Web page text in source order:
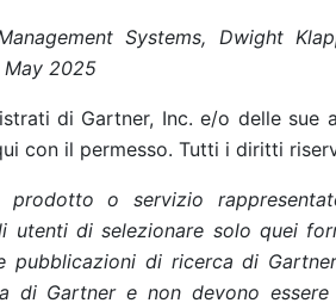
Systems, Dwight
May 2025
di Gartner, Inc. e/o delle sue
con il permesso. Tutti i diritti
prodotto o servizio
utenti di selezionare solo quei
di ricerca di
di Gartner e non devono essere